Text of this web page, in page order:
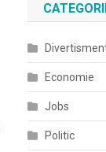
Economie
Jobs
Politic